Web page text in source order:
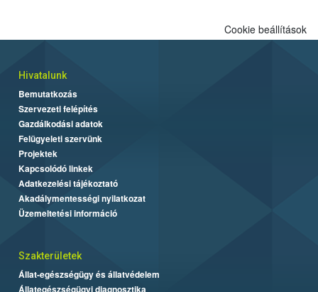
Cookie beállítások
Hivatalunk
Bemutatkozás
Szervezeti felépítés
Gazdálkodási adatok
Felügyeleti szervünk
Projektek
Kapcsolódó linkek
Adatkezelési tájékoztató
Akadálymentességi nyilatkozat
Üzemeltetési információ
Szakterületek
Állat-egészségügy és állatvédelem
Állategészségügyi diagnosztika